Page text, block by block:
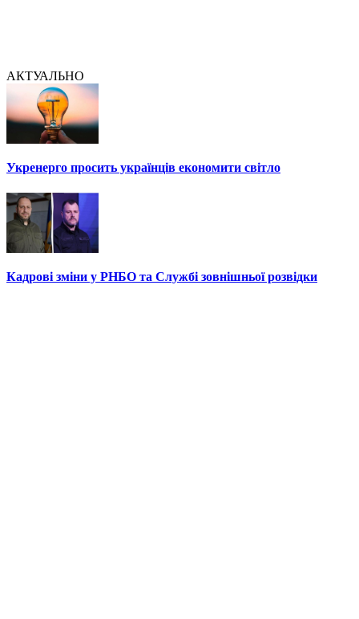
АКТУАЛЬНО
Укренерго просить українців економити світло
Кадрові зміни у РНБО та Службі зовнішньої розвідки